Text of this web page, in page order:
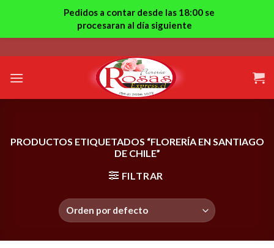
to
content
PRODUCTOS ETIQUETADOS “FLORERÍA EN SANTIAGO
DE CHILE”
FILTRAR
Pedidos a contar desde las 18:00 se
procesaran al día siguiente